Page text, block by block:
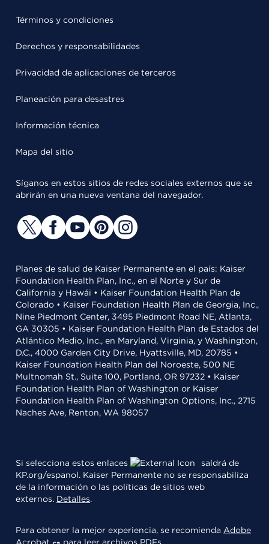
Términos y condiciones
Derechos y responsabilidades
Privacidad de aplicaciones de terceros
Planeación para desastres
Información técnica
Mapa del sitio
Síganos en estos sitios de redes sociales externos que se
abrirán en una nueva ventana del navegador.
Planes de salud de Kaiser Permanente en el país: Kaiser
Foundation Health Plan, Inc., en el Norte y Sur de
California y Hawái • Kaiser Foundation Health Plan de
Colorado • Kaiser Foundation Health Plan de Georgia, Inc.,
Nine Piedmont Center, 3495 Piedmont Road NE, Atlanta,
GA 30305 • Kaiser Foundation Health Plan de Estados del
Atlántico Medio, Inc., en Maryland, Virginia, y Washington,
D.C., 4000 Garden City Drive, Hyattsville, MD, 20785 •
Kaiser Foundation Health Plan del Noroeste, 500 NE
Multnomah St., Suite 100, Portland, OR 97232 • Kaiser
Foundation Health Plan of Washington or Kaiser
Foundation Health Plan of Washington Options, Inc., 2715
Naches Ave, Renton, WA 98057
Si selecciona estos enlaces
saldrá de
KP.org/espanol. Kaiser Permanente no se responsabiliza
de la información o las políticas de sitios web
externos. Detalles.
Para obtener la mejor experiencia, se recomienda Adobe
Acrobat
para leer archivos PDFs.